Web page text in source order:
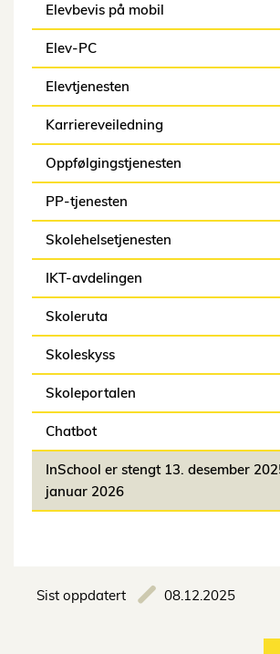
Elevbevis på mobil
Elev-PC
Elevtjenesten
Karriereveiledning
Oppfølgingstjenesten
PP-tjenesten
Skolehelsetjenesten
IKT-avdelingen
Skoleruta
Skoleskyss
Skoleportalen
Chatbot
InSchool er stengt 13. desember
januar 2026
Sist oppdatert 08.12.2025